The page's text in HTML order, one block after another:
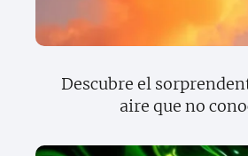
Descubre el
aire que no